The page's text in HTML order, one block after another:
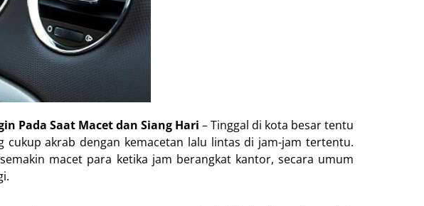
Pada Saat Macet dan Siang Hari – Tinggal di kota besar tentu
cukup akrab dengan kemacetan lalu lintas di jam-jam tertentu.
macet para ketika jam berangkat kantor, secara umum